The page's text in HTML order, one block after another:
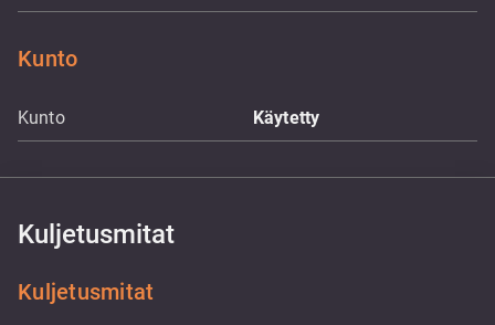
Kunto
Kunto Käytetty
Kuljetusmitat
Kuljetusmitat